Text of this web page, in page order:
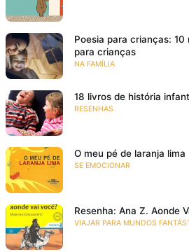
Poesia para crianças:
para crianças
NA FAMÍLIA
18 livros de história
RESENHAS
O meu pé de laranja lima
SE EMOCIONAR
Resenha: Ana Z. Aonde
VIAJAR PARA MUNDOS